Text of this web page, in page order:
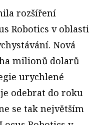
rozšíření
Robotics v oblasti
Nová
milionů dolarů
urychlené
odebrat do roku
se tak největším